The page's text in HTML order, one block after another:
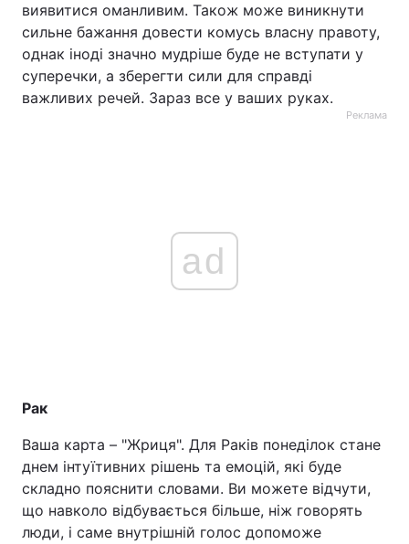
виявитися оманливим. Також може виникнути
сильне бажання довести комусь власну правоту,
однак іноді значно мудріше буде не вступати у
суперечки, а зберегти сили для справді
важливих речей. Зараз все у ваших руках.
Реклама
ad
Рак
Ваша карта – "Жриця". Для Раків понеділок стане
днем інтуїтивних рішень та емоцій, які буде
складно пояснити словами. Ви можете відчути,
що навколо відбувається більше, ніж говорять
люди, і саме внутрішній голос допоможе